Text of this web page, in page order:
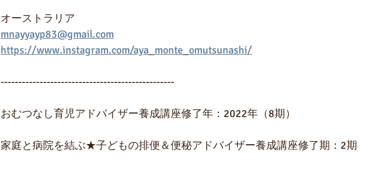
オーストラリア
mnayyayp83@gmail.com
https://www.instagram.com/aya_monte_omutsunashi/
-------------------------------------------------
おむつなし育児アドバイザー養成講座修了年：2022年（8期）
家庭と病院を結ぶ★子どもの排便＆便秘アドバイザー養成講座修了期：2期